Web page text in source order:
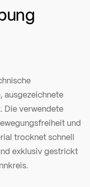
ausgezeichnete
Die verwendete
und
trocknet schnell
exklusiv gestrickt